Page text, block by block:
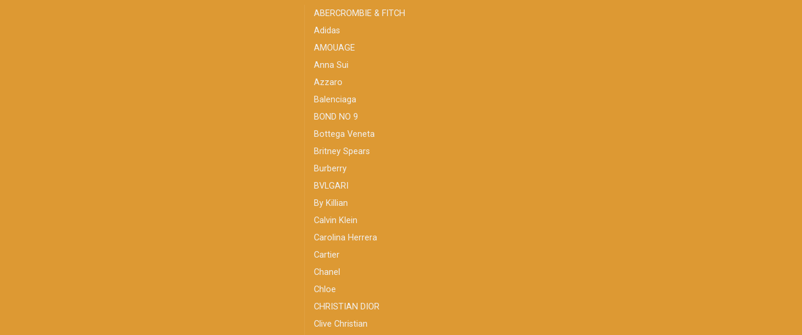
ABERCROMBIE & FITCH
Adidas
AMOUAGE
Anna Sui
Azzaro
Balenciaga
BOND NO 9
Bottega Veneta
Britney Spears
Burberry
BVLGARI
By Killian
Calvin Klein
Carolina Herrera
Cartier
Chanel
Chloe
CHRISTIAN DIOR
Clive Christian